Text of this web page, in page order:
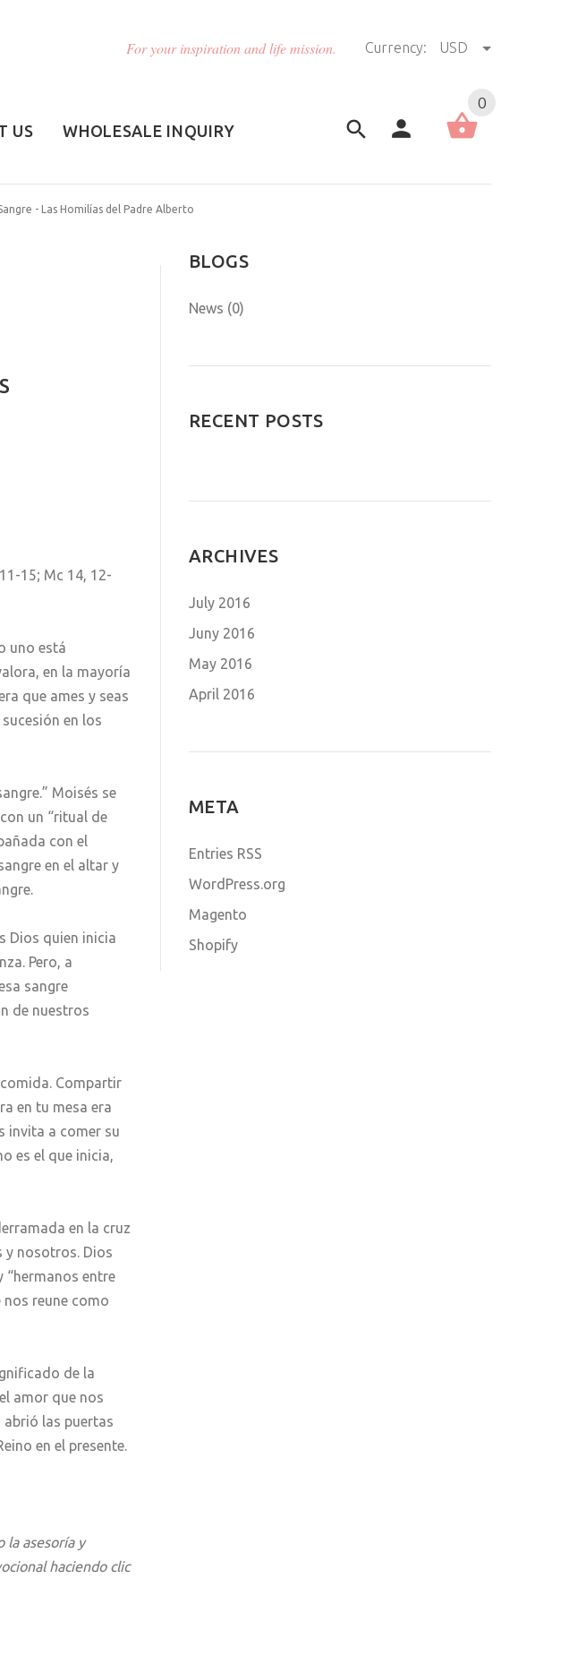
For your inspiration and life mission. Currency: USD
US WHOLESALE INQUIRY
0
- Las Homilías del Padre Alberto
15; Mc 14, 12-
uno está
en la mayoría
que ames y seas
en los
Moisés se
un “ritual de
con el
en el altar y
Dios quien inicia
Pero, a
sangre
de nuestros
Compartir
en tu mesa era
invita a comer su
es el que inicia,
en la cruz
y nosotros. Dios
“hermanos entre
reune como
de la
amor que nos
abrió las puertas
en el presente.
la asesoría y
haciendo clic
BLOGS
News (0)
RECENT POSTS
ARCHIVES
July 2016
Juny 2016
May 2016
April 2016
META
Entries RSS
WordPress.org
Magento
Shopify